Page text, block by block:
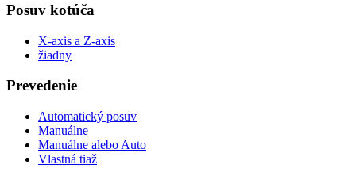
Posuv kotúča
X-axis a Z-axis
žiadny
Prevedenie
Automatický posuv
Manuálne
Manuálne alebo Auto
Vlastná tiaž